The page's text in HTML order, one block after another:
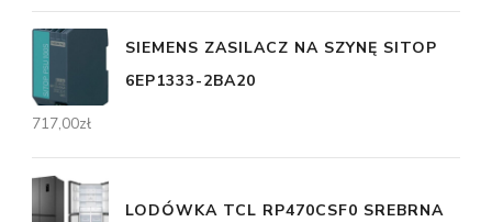
SIEMENS ZASILACZ NA SZYNĘ SITOP
6EP1333-2BA20
717,00zł
LODÓWKA TCL RP470CSF0 SREBRNA